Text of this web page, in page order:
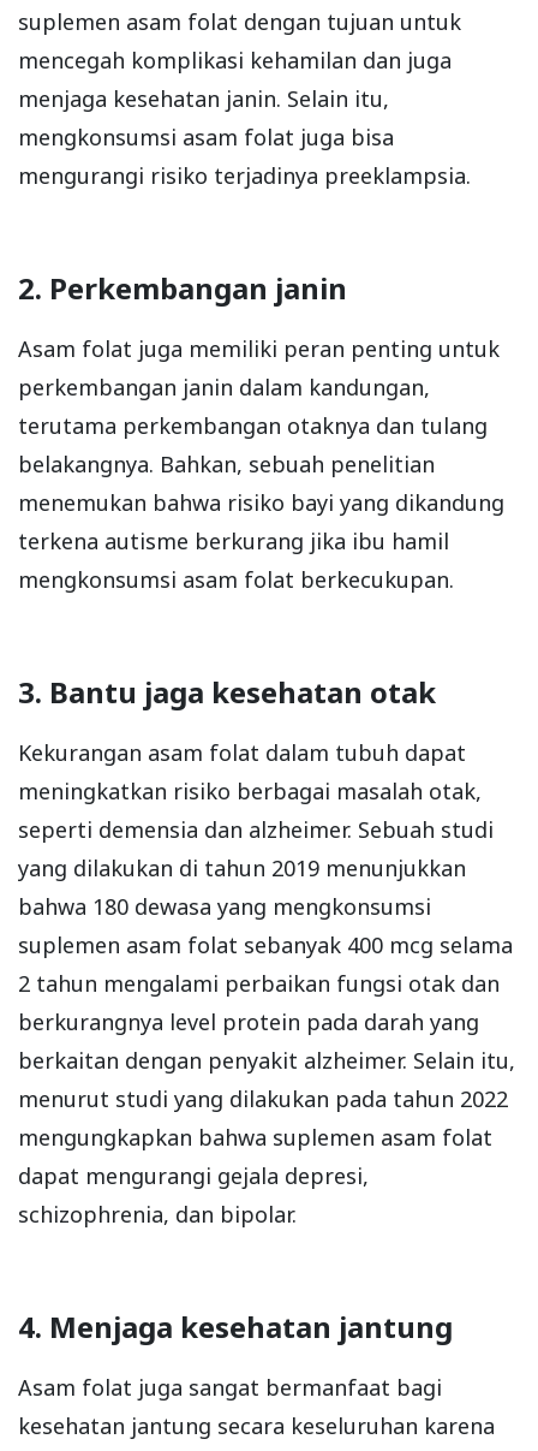
suplemen asam folat dengan tujuan untuk
mencegah komplikasi kehamilan dan juga
menjaga kesehatan janin. Selain itu,
mengkonsumsi asam folat juga bisa
mengurangi risiko terjadinya preeklampsia.
2. Perkembangan janin
Asam folat juga memiliki peran penting untuk
perkembangan janin dalam kandungan,
terutama perkembangan otaknya dan tulang
belakangnya. Bahkan, sebuah penelitian
menemukan bahwa risiko bayi yang dikandung
terkena autisme berkurang jika ibu hamil
mengkonsumsi asam folat berkecukupan.
3. Bantu jaga kesehatan otak
Kekurangan asam folat dalam tubuh dapat
meningkatkan risiko berbagai masalah otak,
seperti demensia dan alzheimer. Sebuah studi
yang dilakukan di tahun 2019 menunjukkan
bahwa 180 dewasa yang mengkonsumsi
suplemen asam folat sebanyak 400 mcg selama
2 tahun mengalami perbaikan fungsi otak dan
berkurangnya level protein pada darah yang
berkaitan dengan penyakit alzheimer. Selain itu,
menurut studi yang dilakukan pada tahun 2022
mengungkapkan bahwa suplemen asam folat
dapat mengurangi gejala depresi,
schizophrenia, dan bipolar.
4. Menjaga kesehatan jantung
Asam folat juga sangat bermanfaat bagi
kesehatan jantung secara keseluruhan karena